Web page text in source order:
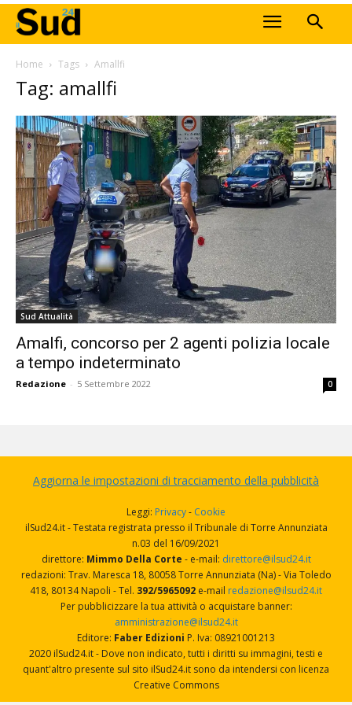
Home Tags Amallfi
Tag: amallfi
Sud Attualità
Amalfi, concorso per 2 agenti polizia locale
a tempo indeterminato
Redazione - 5 Settembre 2022 0
Aggiorna le impostazioni di tracciamento della pubblicità
Leggi: Privacy- Cookie
ilSud24.it - Testata registrata presso il Tribunale di Torre Annunziata
n.03 del 16/09/2021
direttore: Mimmo Della Corte - e-mail: direttore@ilsud24.it
redazioni: Trav. Maresca 18, 80058 Torre Annunziata (Na) - Via Toledo
418, 80134 Napoli - Tel. 392/5965092 e-mail redazione@ilsud24.it
Per pubblicizzare la tua attività o acquistare banner:
amministrazione@ilsud24.it
Editore: Faber Edizioni P. Iva: 08921001213
2020 ilSud24.it - Dove non indicato, tutti i diritti su immagini, testi e
quant'altro presente sul sito ilSud24.it sono da intendersi con licenza
Creative Commons